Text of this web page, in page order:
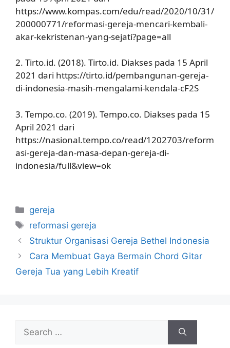
https://www.kompas.com/edu/read/2020/10/31/
200000771/reformasi-gereja-mencari-kembali-
akar-kekristenan-yang-sejati?page=all
2. Tirto.id. (2018). Tirto.id. Diakses pada 15 April
2021 dari https://tirto.id/pembangunan-gereja-
di-indonesia-masih-mengalami-kendala-cF2S
3. Tempo.co. (2019). Tempo.co. Diakses pada 15
April 2021 dari
https://nasional.tempo.co/read/1202703/reform
asi-gereja-dan-masa-depan-gereja-di-
indonesia/full&view=ok
Categories
gereja
Tags
reformasi gereja
Struktur Organisasi Gereja Bethel Indonesia
Cara Membuat Gaya Bermain Chord Gitar
Gereja Tua yang Lebih Kreatif
for: